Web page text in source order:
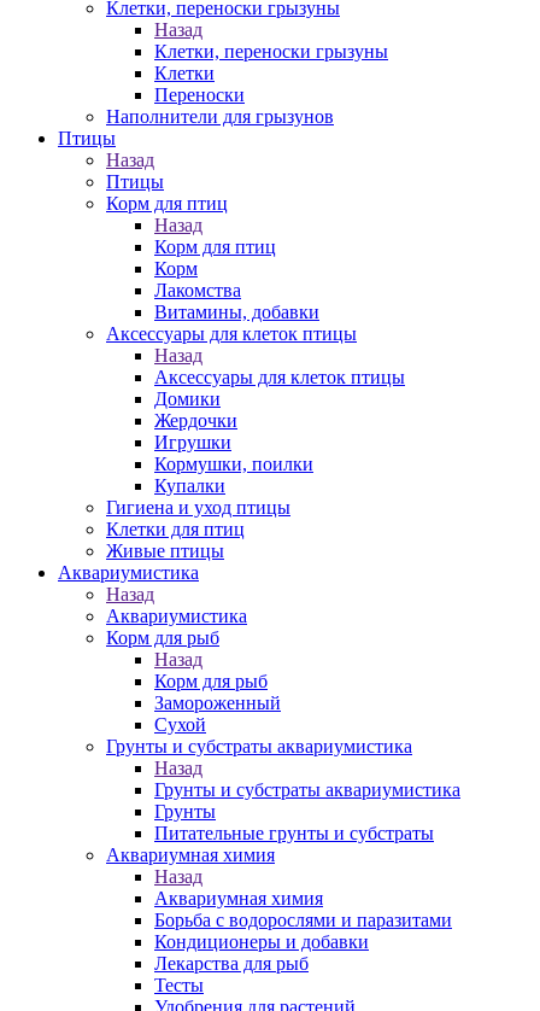
Клетки, переноски грызуны
Назад
Клетки, переноски грызуны
Клетки
Переноски
Наполнители для грызунов
Птицы
Назад
Птицы
Корм для птиц
Назад
Корм для птиц
Корм
Лакомства
Витамины, добавки
Аксессуары для клеток птицы
Назад
Аксессуары для клеток птицы
Домики
Жердочки
Игрушки
Кормушки, поилки
Купалки
Гигиена и уход птицы
Клетки для птиц
Живые птицы
Аквариумистика
Назад
Аквариумистика
Корм для рыб
Назад
Корм для рыб
Замороженный
Сухой
Грунты и субстраты аквариумистика
Назад
Грунты и субстраты аквариумистика
Грунты
Питательные грунты и субстраты
Аквариумная химия
Назад
Аквариумная химия
Борьба с водорослями и паразитами
Кондиционеры и добавки
Лекарства для рыб
Тесты
Удобрения для растений